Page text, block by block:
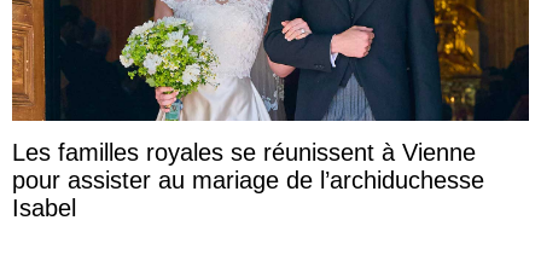
Les familles royales se réunissent à Vienne
pour assister au mariage de l’archiduchesse
Isabel